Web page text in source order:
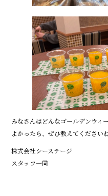
みなさんはどんなゴールデンウィ
よかったら、ぜひ教えてください
株式会社シーステージ
スタッフ一同